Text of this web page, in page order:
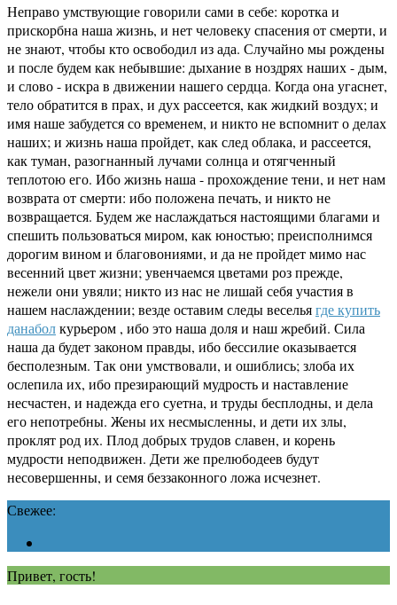
Неправо умствующие говорили сами в себе: коротка и
прискорбна наша жизнь, и нет человеку спасения от смерти, и
не знают, чтобы кто освободил из ада. Случайно мы рождены
и после будем как небывшие: дыхание в ноздрях наших - дым,
и слово - искра в движении нашего сердца. Когда она угаснет,
тело обратится в прах, и дух рассеется, как жидкий воздух; и
имя наше забудется со временем, и никто не вспомнит о делах
наших; и жизнь наша пройдет, как след облака, и рассеется,
как туман, разогнанный лучами солнца и отягченный
теплотою его. Ибо жизнь наша - прохождение тени, и нет нам
возврата от смерти: ибо положена печать, и никто не
возвращается. Будем же наслаждаться настоящими благами и
спешить пользоваться миром, как юностью; преисполнимся
дорогим вином и благовониями, и да не пройдет мимо нас
весенний цвет жизни; увенчаемся цветами роз прежде,
нежели они увяли; никто из нас не лишай себя участия в
нашем наслаждении; везде оставим следы весельягде купить
данаболкурьером , ибо это наша доля и наш жребий. Сила
наша да будет законом правды, ибо бессилие оказывается
бесполезным. Так они умствовали, и ошиблись; злоба их
ослепила их, ибо презирающий мудрость и наставление
несчастен, и надежда его суетна, и труды бесплодны, и дела
его непотребны. Жены их несмысленны, и дети их злы,
проклят род их. Плод добрых трудов славен, и корень
мудрости неподвижен. Дети же прелюбодеев будут
несовершенны, и семя беззаконного ложа исчезнет.
Свежее:
Привет, гость!